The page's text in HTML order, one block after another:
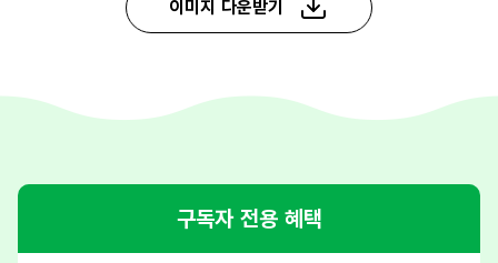
이미지 다운받기
구독자 전용 혜택